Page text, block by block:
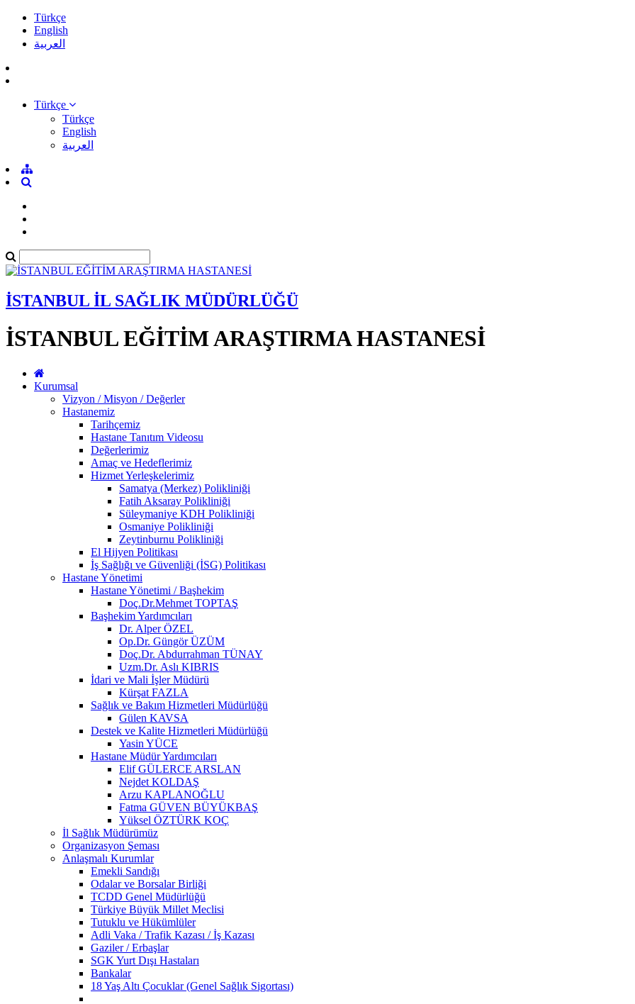
Türkçe
English
العربية
Türkçe
Türkçe
English
العربية
İSTANBUL İL SAĞLIK MÜDÜRLÜĞÜ
İSTANBUL EĞİTİM ARAŞTIRMA HASTANESİ
Kurumsal
Vizyon / Misyon / Değerler
Hastanemiz
Tarihçemiz
Hastane Tanıtım Videosu
Değerlerimiz
Amaç ve Hedeflerimiz
Hizmet Yerleşkelerimiz
Samatya (Merkez) Polikliniği
Fatih Aksaray Polikliniği
Süleymaniye KDH Polikliniği
Osmaniye Polikliniği
Zeytinburnu Polikliniği
El Hijyen Politikası
İş Sağlığı ve Güvenliği (İSG) Politikası
Hastane Yönetimi
Hastane Yönetimi / Başhekim
Doç.Dr.Mehmet TOPTAŞ
Başhekim Yardımcıları
Dr. Alper ÖZEL
Op.Dr. Güngör ÜZÜM
Doç.Dr. Abdurrahman TÜNAY
Uzm.Dr. Aslı KIBRIS
İdari ve Mali İşler Müdürü
Kürşat FAZLA
Sağlık ve Bakım Hizmetleri Müdürlüğü
Gülen KAVSA
Destek ve Kalite Hizmetleri Müdürlüğü
Yasin YÜCE
Hastane Müdür Yardımcıları
Elif GÜLERCE ARSLAN
Nejdet KOLDAŞ
Arzu KAPLANOĞLU
Fatma GÜVEN BÜYÜKBAŞ
Yüksel ÖZTÜRK KOÇ
İl Sağlık Müdürümüz
Organizasyon Şeması
Anlaşmalı Kurumlar
Emekli Sandığı
Odalar ve Borsalar Birliği
TCDD Genel Müdürlüğü
Türkiye Büyük Millet Meclisi
Tutuklu ve Hükümlüler
Adli Vaka / Trafik Kazası / İş Kazası
Gaziler / Erbaşlar
SGK Yurt Dışı Hastaları
Bankalar
18 Yaş Altı Çocuklar (Genel Sağlık Sigortası)